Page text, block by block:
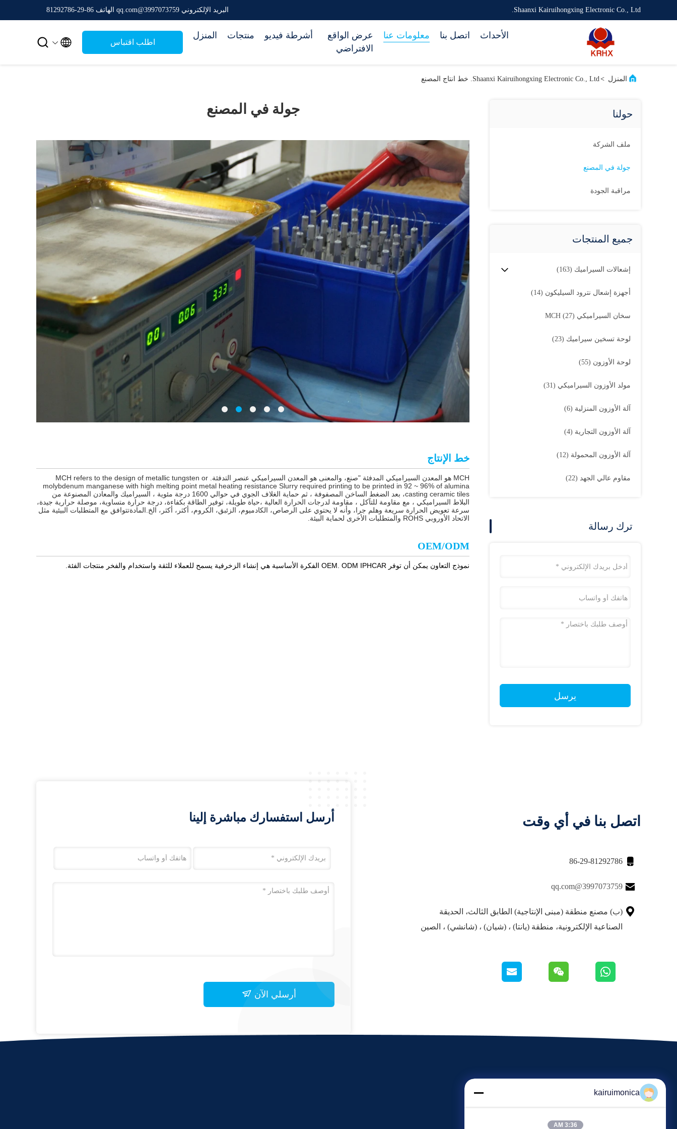
Shaanxi Kairuihongxing Electronic Co., Ltd. البريد الإلكتروني 3997073759@qq.com الهاتف 86-29-81292786
المنزل منتجات أشرطة فيديو
عرض الواقع
الافتراضي
معلومات عنا اتصل بنا الأحداث
اطلب اقتباس 

المنزل >Shaanxi Kairuihongxing Electronic Co., Ltd. خط انتاج المصنع
حولنا
ملف الشركة
جولة في المصنع
مراقبة الجودة
جميع المنتجات
إشعالات السيراميك (163)
أجهزة إشعال نترود السيليكون (14)
سخان السيراميكي MCH (27)
لوحة تسخين سيراميك (23)
لوحة الأوزون (55)
مولد الأوزون السيراميكي (31)
آلة الأوزون المنزلية (6)
آلة الأوزون التجارية (4)
آلة الأوزون المحمولة (12)
مقاوم عالي الجهد (22)
ترك رسالة
يرسل
جولة في المصنع
خط الإنتاج
MCH هو المعدن السيراميكي المدفئة "صنع، والمعنى هو المعدن السيراميكي عنصر التدفئة. MCH refers to the design of metallic tungsten or
molybdenum manganese with high melting point metal heating resistance Slurry required printing to be printed in 92 ~ 96% of alumina
casting ceramic tiles، بعد الضغط الساخن المصفوفة ، ثم حماية الغلاف الجوي في حوالي 1600 درجة مئوية ، السيراميك والمعادن المصنوعة من
البلاط السيراميكي ، مع مقاومة للتآكل ، مقاومة لدرجات الحرارة العالية ،حياة طويلة، توفير الطاقة بكفاءة، درجة حرارة متساوية، موصلة حرارية جيدة،
سرعة تعويض الحرارة سريعة وهلم جرا، وأنه لا يحتوي على الرصاص، الكادميوم، الزئبق، الكروم، أكثر، أكثر، الخ.المادةتتوافق مع المتطلبات البيئية مثل
الاتحاد الأوروبي ROHS والمتطلبات الأخرى لحماية البيئة.
OEM/ODM
نموذج التعاون يمكن أن توفر OEM. ODM IPHCAR الفكرة الأساسية هي إنشاء الزخرفية يسمح للعملاء للثقة واستخدام والفخر منتجات الفئة.
اتصل بنا في أي وقت

86-29-81292786

3997073759@qq.com
 (ب) مصنع منطقة (مبنى الإنتاجية) الطابق الثالث، الحديقة
الصناعية الإلكترونية، منطقة (يانتا) ، (شيان) ، (شانشي) ، الصين
أرسل استفسارك مباشرة إلينا
أرسلي الآن
kairuimonica
3:36 AM